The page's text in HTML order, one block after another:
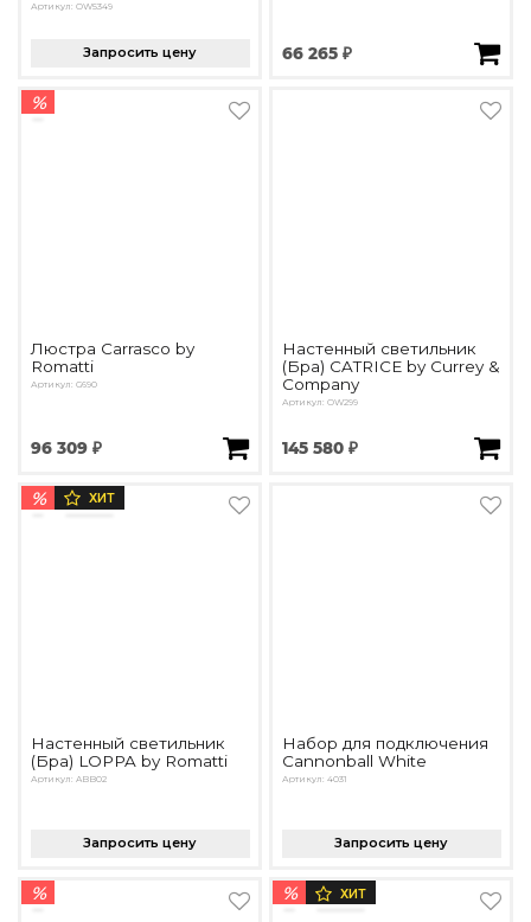
Артикул: OW5349
Запросить цену 66 265 ₽
%
Люстра Carrasco by
Romatti
Артикул: G690
96 309 ₽
Настенный светильник
(Бра) CATRICE by Currey &
Company
Артикул: OW299
145 580 ₽
% ХИТ
Настенный светильник
(Бра) LOPPA by Romatti
Артикул: ABB02
Запросить цену
Набор для подключения
Cannonball White
Артикул: 4031
Запросить цену
% % ХИТ